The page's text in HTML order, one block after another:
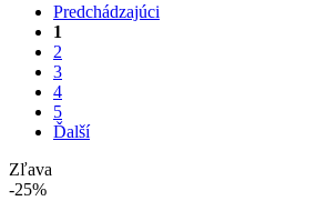
Predchádzajúci
1
2
3
4
5
Ďalší
Zľava
-25%